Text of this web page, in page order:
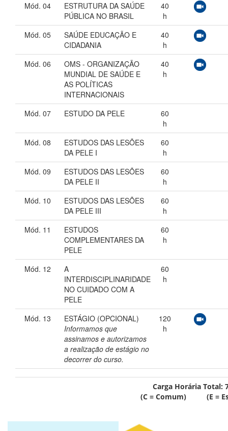
Mód. 04
ESTRUTURA DA SAÚDE
PÚBLICA NO BRASIL
40
h
Mód. 05
SAÚDE EDUCAÇÃO E
CIDADANIA
40
h
Mód. 06
OMS - ORGANIZAÇÃO
MUNDIAL DE SAÚDE E
AS POLÍTICAS
INTERNACIONAIS
40
h
Mód. 07 ESTUDO DA PELE
60
h
Mód. 08
ESTUDOS DAS LESÕES
DA PELE I
60
h
Mód. 09
ESTUDOS DAS LESÕES
DA PELE II
60
h
Mód. 10
ESTUDOS DAS LESÕES
DA PELE III
60
h
Mód. 11
ESTUDOS
COMPLEMENTARES DA
PELE
60
h
Mód. 12
A
INTERDISCIPLINARIDADE
NO CUIDADO COM A
PELE
60
h
Mód. 13
ESTÁGIO (OPCIONAL)
Informamos que
assinamos e autorizamos
a realização de estágio no
decorrer do curso.
120
h
Carga Horária Total:
(C = Comum) (E =